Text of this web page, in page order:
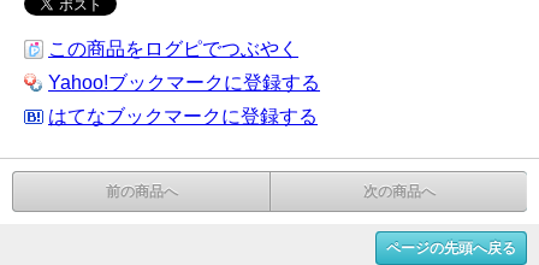
この商品をログピでつぶやく
Yahoo!ブックマークに登録する
はてなブックマークに登録する
前の商品へ 次の商品へ
ページの先頭へ戻る